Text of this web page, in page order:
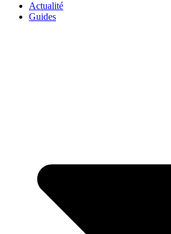
Actualité
Guides